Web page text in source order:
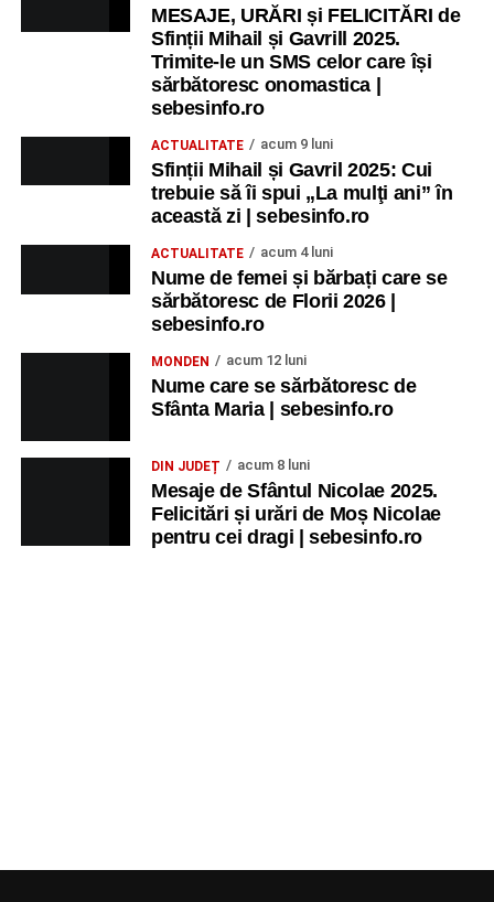
MESAJE, URĂRI și FELICITĂRI de
Sfinții Mihail și Gavrill 2025.
Trimite-le un SMS celor care își
sărbătoresc onomastica |
sebesinfo.ro
ACTUALITATE acum 9 luni
Sfinții Mihail și Gavril 2025: Cui
trebuie să îi spui „La mulţi ani” în
această zi | sebesinfo.ro
ACTUALITATE acum 4 luni
Nume de femei și bărbați care se
sărbătoresc de Florii 2026 |
sebesinfo.ro
MONDEN acum 12 luni
Nume care se sărbătoresc de
Sfânta Maria | sebesinfo.ro
DIN JUDEȚ acum 8 luni
Mesaje de Sfântul Nicolae 2025.
Felicitări și urări de Moș Nicolae
pentru cei dragi | sebesinfo.ro